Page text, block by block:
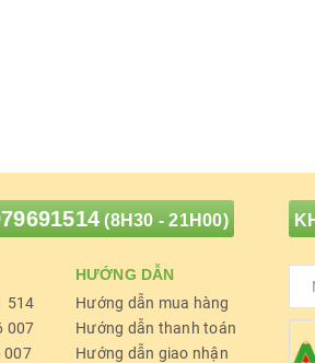
(8H30 - 21H00)
514
007
007
HƯỚNG DẪN
Hướng dẫn mua hàng
Hướng dẫn thanh toán
Hướng dẫn giao nhận